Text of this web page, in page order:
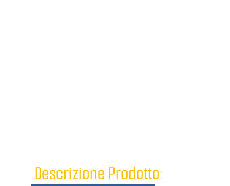
Descrizione Prodotto: